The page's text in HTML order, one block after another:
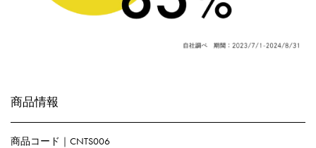
商品情報
商品コード｜CNTS006